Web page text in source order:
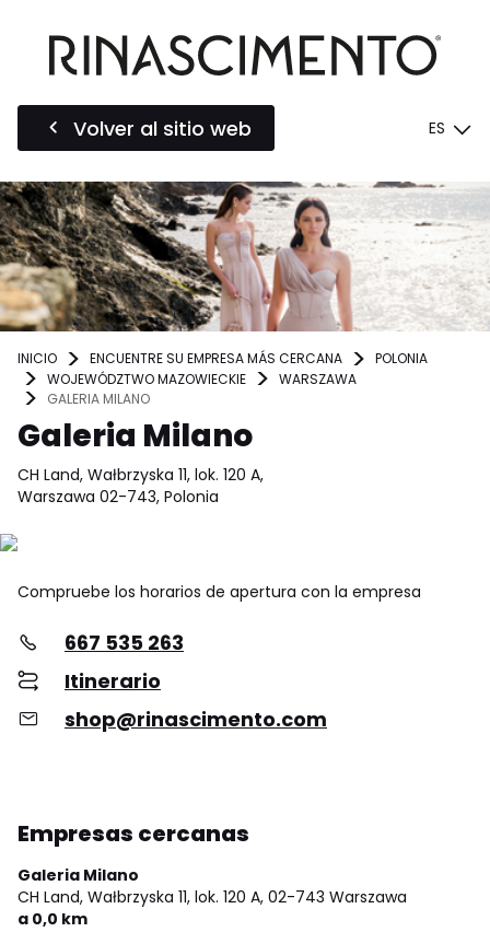
Volver al sitio web ES
INICIO ENCUENTRE SU EMPRESA MÁS CERCANA
POLONIA
WOJEWÓDZTWO MAZOWIECKIE
WARSZAWA
GALERIA MILANO
Galeria Milano
CH Land, Wałbrzyska 11, lok. 120 A,
Warszawa 02-743, Polonia
Compruebe los horarios de apertura con la empresa
667 535 263
Itinerario
shop@rinascimento.com
Empresas cercanas
Galeria Milano
CH Land, Wałbrzyska 11, lok. 120 A, 02-743 Warszawa
a 0,0 km